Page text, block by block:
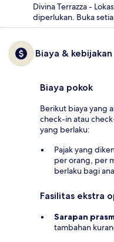
Divina Terrazza -
diperlukan. Buka
Biaya & kebijakan
Biaya pokok
Berikut biaya yang
check-in atau
yang berlaku:
Pajak yang
per orang, per
berlaku bagi
Fasilitas ekstra
Sarapan
tambahan